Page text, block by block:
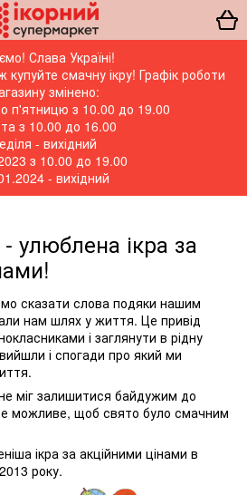
Слава Україні!
смачну ікру! Графік роботи
змінено:
п'ятницю з 10.00 до 19.00
з 10.00 до 16.00
- вихідний
з 10.00 до 19.00
- вихідний
улюблена ікра за
сказати слова подяки нашим
нам шлях у життя. Це привід
і заглянути в рідну
і спогади про який ми
міг залишитися байдужим до
можливе, щоб свято було смачним
ікра за акційними цінами в
року.